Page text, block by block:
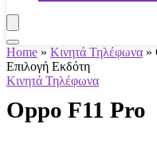
Home » Κινητά Τηλέφωνα »
Επιλογή Εκδότη
Κινητά Τηλέφωνα
Oppo F11 Pro